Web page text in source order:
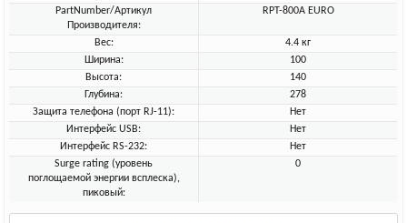
PartNumber/Артикул
Производителя:
RPT-800A EURO
Вес:
4.4 кг
Ширина:
100
Высота:
140
Глубина:
278
Защита телефона (порт RJ-11):
Нет
Интерфейс USB:
Нет
Интерфейс RS-232:
Нет
Surge rating (уровень
поглощаемой энергии всплеска),
пиковый:
0